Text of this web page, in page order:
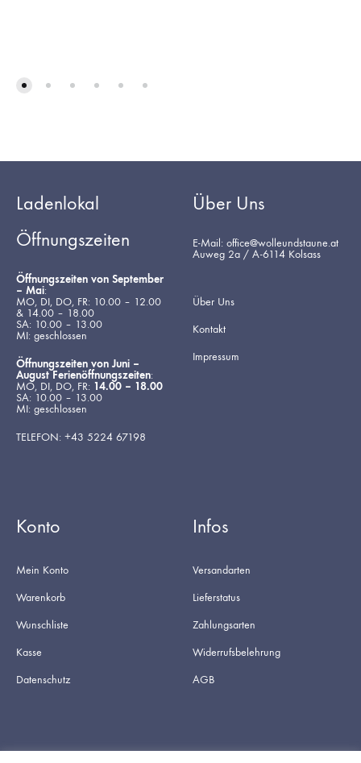
Ladenlokal
Öffnungszeiten
Öffnungszeiten von September
– Mai:
MO, DI, DO, FR: 10.00 – 12.00
& 14.00 – 18.00
SA: 10.00 – 13.00
MI: geschlossen
Öffnungszeiten von Juni –
August Ferienöffnungszeiten:
MO, DI, DO, FR: 14.00 – 18.00
SA: 10.00 – 13.00
MI: geschlossen
TELEFON: +43 5224 67198
Über Uns
E-Mail: office@wolleundstaune.at
Auweg 2a / A-6114 Kolsass
Über Uns
Kontakt
Impressum
Konto
Mein Konto
Warenkorb
Wunschliste
Kasse
Datenschutz
Infos
Versandarten
Lieferstatus
Zahlungsarten
Widerrufsbelehrung
AGB